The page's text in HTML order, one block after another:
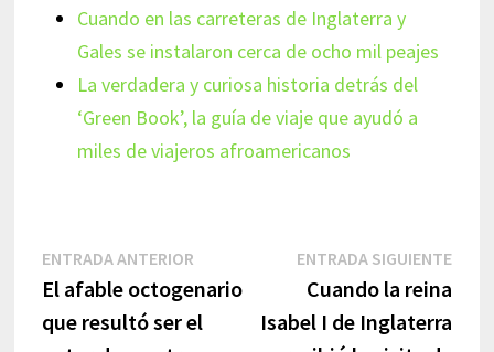
Cuando en las carreteras de Inglaterra y
Gales se instalaron cerca de ocho mil peajes
La verdadera y curiosa historia detrás del
‘Green Book’, la guía de viaje que ayudó a
miles de viajeros afroamericanos
Navegación
de
ENTRADA ANTERIOREntrada
anterior:
El afable octogenario
que resultó ser el
ENTRADA SIGUIENTE
Cuando la reina
Isabel I de Inglaterra